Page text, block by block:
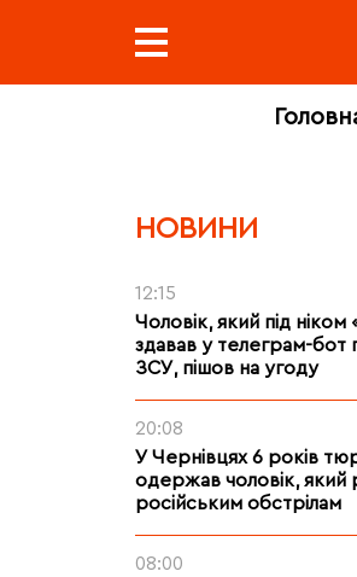
НОВИНИ
12:15
Чоловік, який під ніком
здавав у телеграм-бот
ЗСУ, пішов на угоду
20:08
У Чернівцях 6 років
одержав чоловік, який
російським обстрілам
08:00